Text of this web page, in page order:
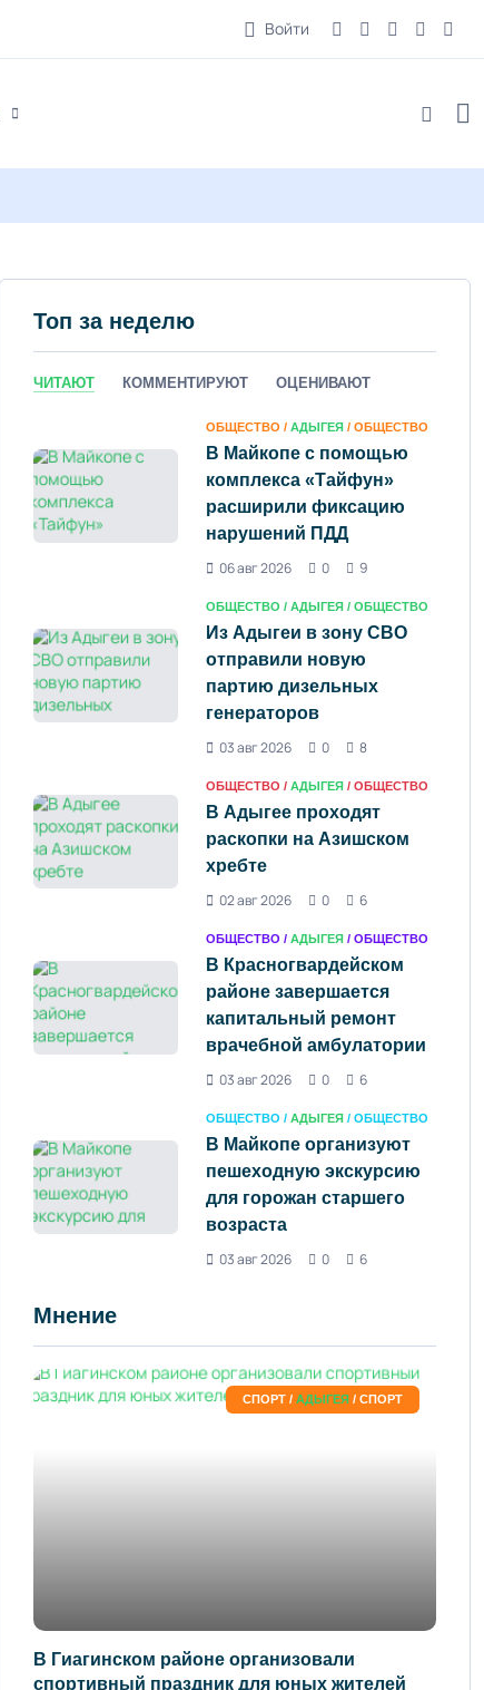
Войти
Топ за неделю
ЧИТАЮТ КОММЕНТИРУЮТ ОЦЕНИВАЮТ
ОБЩЕСТВО / АДЫГЕЯ / ОБЩЕСТВО
В Майкопе с помощью
комплекса «Тайфун»
расширили фиксацию
нарушений ПДД
06 авг 2026
0 9
ОБЩЕСТВО / АДЫГЕЯ / ОБЩЕСТВО
Из Адыгеи в зону СВО
отправили новую
партию дизельных
генераторов
03 авг 2026
0 8
ОБЩЕСТВО / АДЫГЕЯ / ОБЩЕСТВО
В Адыгее проходят
раскопки на Азишском
хребте
02 авг 2026
0 6
ОБЩЕСТВО / АДЫГЕЯ / ОБЩЕСТВО
В Красногвардейском
районе завершается
капитальный ремонт
врачебной амбулатории
03 авг 2026
0 6
ОБЩЕСТВО / АДЫГЕЯ / ОБЩЕСТВО
В Майкопе организуют
пешеходную экскурсию
для горожан старшего
возраста
03 авг 2026
0 6
Мнение
СПОРТ / АДЫГЕЯ / СПОРТ
В Гиагинском районе организовали
спортивный праздник для юных жителей